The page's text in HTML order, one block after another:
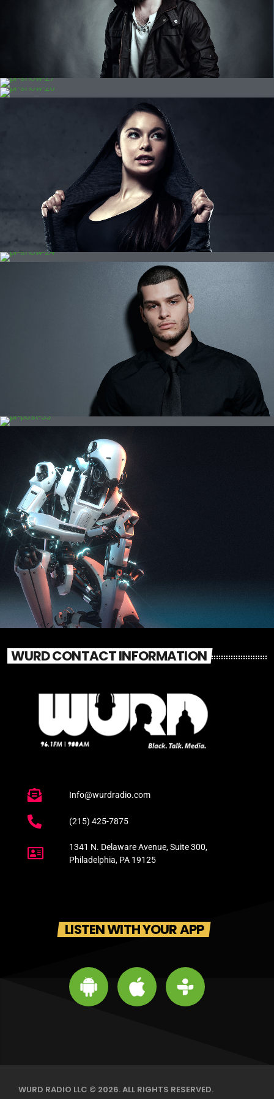
WURD CONTACT INFORMATION
Info@wurdradio.com
(215) 425-7875
1341 N. Delaware Avenue, Suite 300,
Philadelphia, PA 19125
LISTEN WITH YOUR APP
WURD RADIO LLC © 2026. ALL RIGHTS RESERVED.